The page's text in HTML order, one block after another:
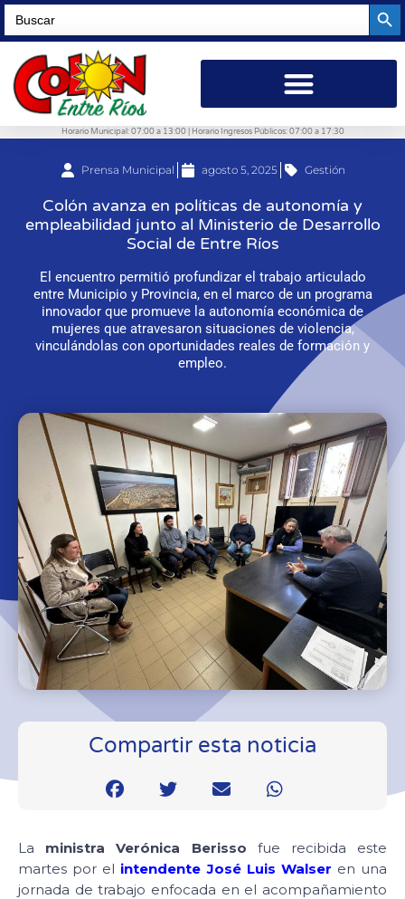
Search
for:
Horario Municipal: 07:00 a 13:00 | Horario Ingresos Públicos: 07:00 a 17:30
Prensa Municipal agosto 5, 2025 Gestión
Colón avanza en políticas de autonomía y
empleabilidad junto al Ministerio de Desarrollo
Social de Entre Ríos
El encuentro permitió profundizar el trabajo articulado
entre Municipio y Provincia, en el marco de un programa
innovador que promueve la autonomía económica de
mujeres que atravesaron situaciones de violencia,
vinculándolas con oportunidades reales de formación y
empleo.
Compartir esta noticia
La ministra Verónica Berisso fue recibida este
martes por el intendente José Luis Walser en una
jornada de trabajo enfocada en el acompañamiento